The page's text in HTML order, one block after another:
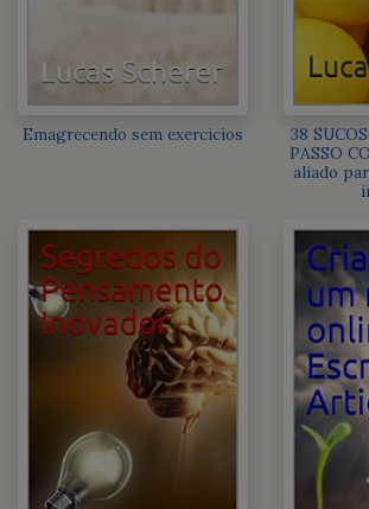
Emagrecendo sem exercicios
38
PASSO
aliado